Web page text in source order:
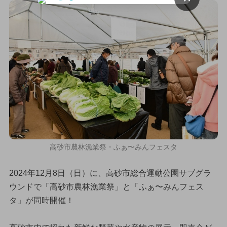
高砂市農林漁業祭・ふぁ〜みんフェスタ
2024年12月8日（日）に、高砂市総合運動公園サブグラ
ウンドで「高砂市農林漁業祭」と「ふぁ〜みんフェス
タ」が同時開催！